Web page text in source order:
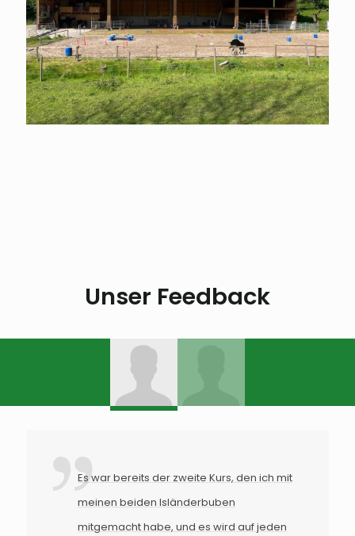
Unser Feedback
Es war bereits der zweite Kurs, den ich mit
meinen beiden Isländerbuben
mitgemacht habe, und es wird auf jeden